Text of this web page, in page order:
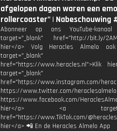
afgelopen dagen waren een
rollercoaster" | Nabeschouwing
Abonneer op ons YouTube-
target="_blank" href="http://bit.ly/
hier</a> Volg Heracles Almelo
target="_blank"
href="https://www.heracles.nl">Klik
target="_blank"
href="https://www.instagram.com/
https://www.twitter.com/heraclesalmelo
https://www.facebook.com/
hier</a> <a
href="https://www.TikTok.com/
hier</a> 📲 En de Heracles Almelo App